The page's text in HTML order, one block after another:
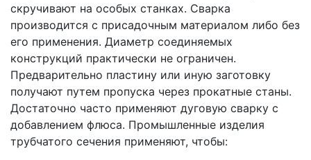
скручивают на особых станках. Сварка
производится с присадочным материалом либо без
его применения. Диаметр соединяемых
конструкций практически не ограничен.
Предварительно пластину или иную заготовку
получают путем пропуска через прокатные станы.
Достаточно часто применяют дуговую сварку с
добавлением флюса. Промышленные изделия
трубчатого сечения применяют, чтобы: